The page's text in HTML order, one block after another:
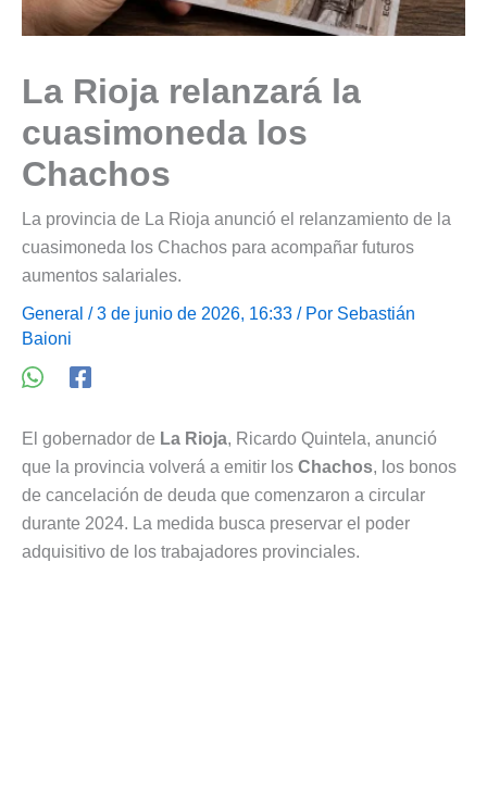
La Rioja relanzará la
cuasimoneda los
Chachos
La provincia de La Rioja anunció el relanzamiento de la
cuasimoneda los Chachos para acompañar futuros
aumentos salariales.
General / 3 de junio de 2026, 16:33 / Por Sebastián
Baioni
El gobernador de La Rioja, Ricardo Quintela, anunció
que la provincia volverá a emitir los Chachos, los bonos
de cancelación de deuda que comenzaron a circular
durante 2024. La medida busca preservar el poder
adquisitivo de los trabajadores provinciales.